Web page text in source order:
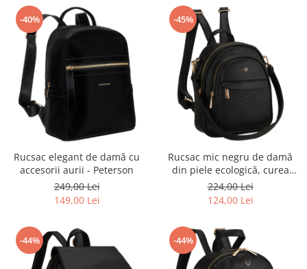
-40%
Rucsac elegant de damă cu
accesorii aurii - Peterson
249,00 Lei
149,00 Lei
-45%
Rucsac mic negru de damă
din piele ecologică, curea
elegantă de umăr, geantă 2 în
1 - Peterson
224,00 Lei
124,00 Lei
-44% -44%